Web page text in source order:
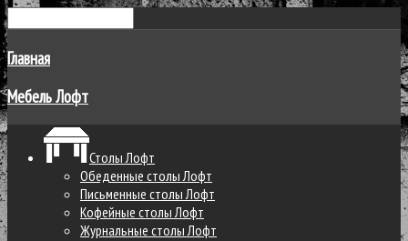
Главная
Мебель Лофт
Столы Лофт
Обеденные столы Лофт
Письменные столы Лофт
Кофейные столы Лофт
Журнальные столы Лофт